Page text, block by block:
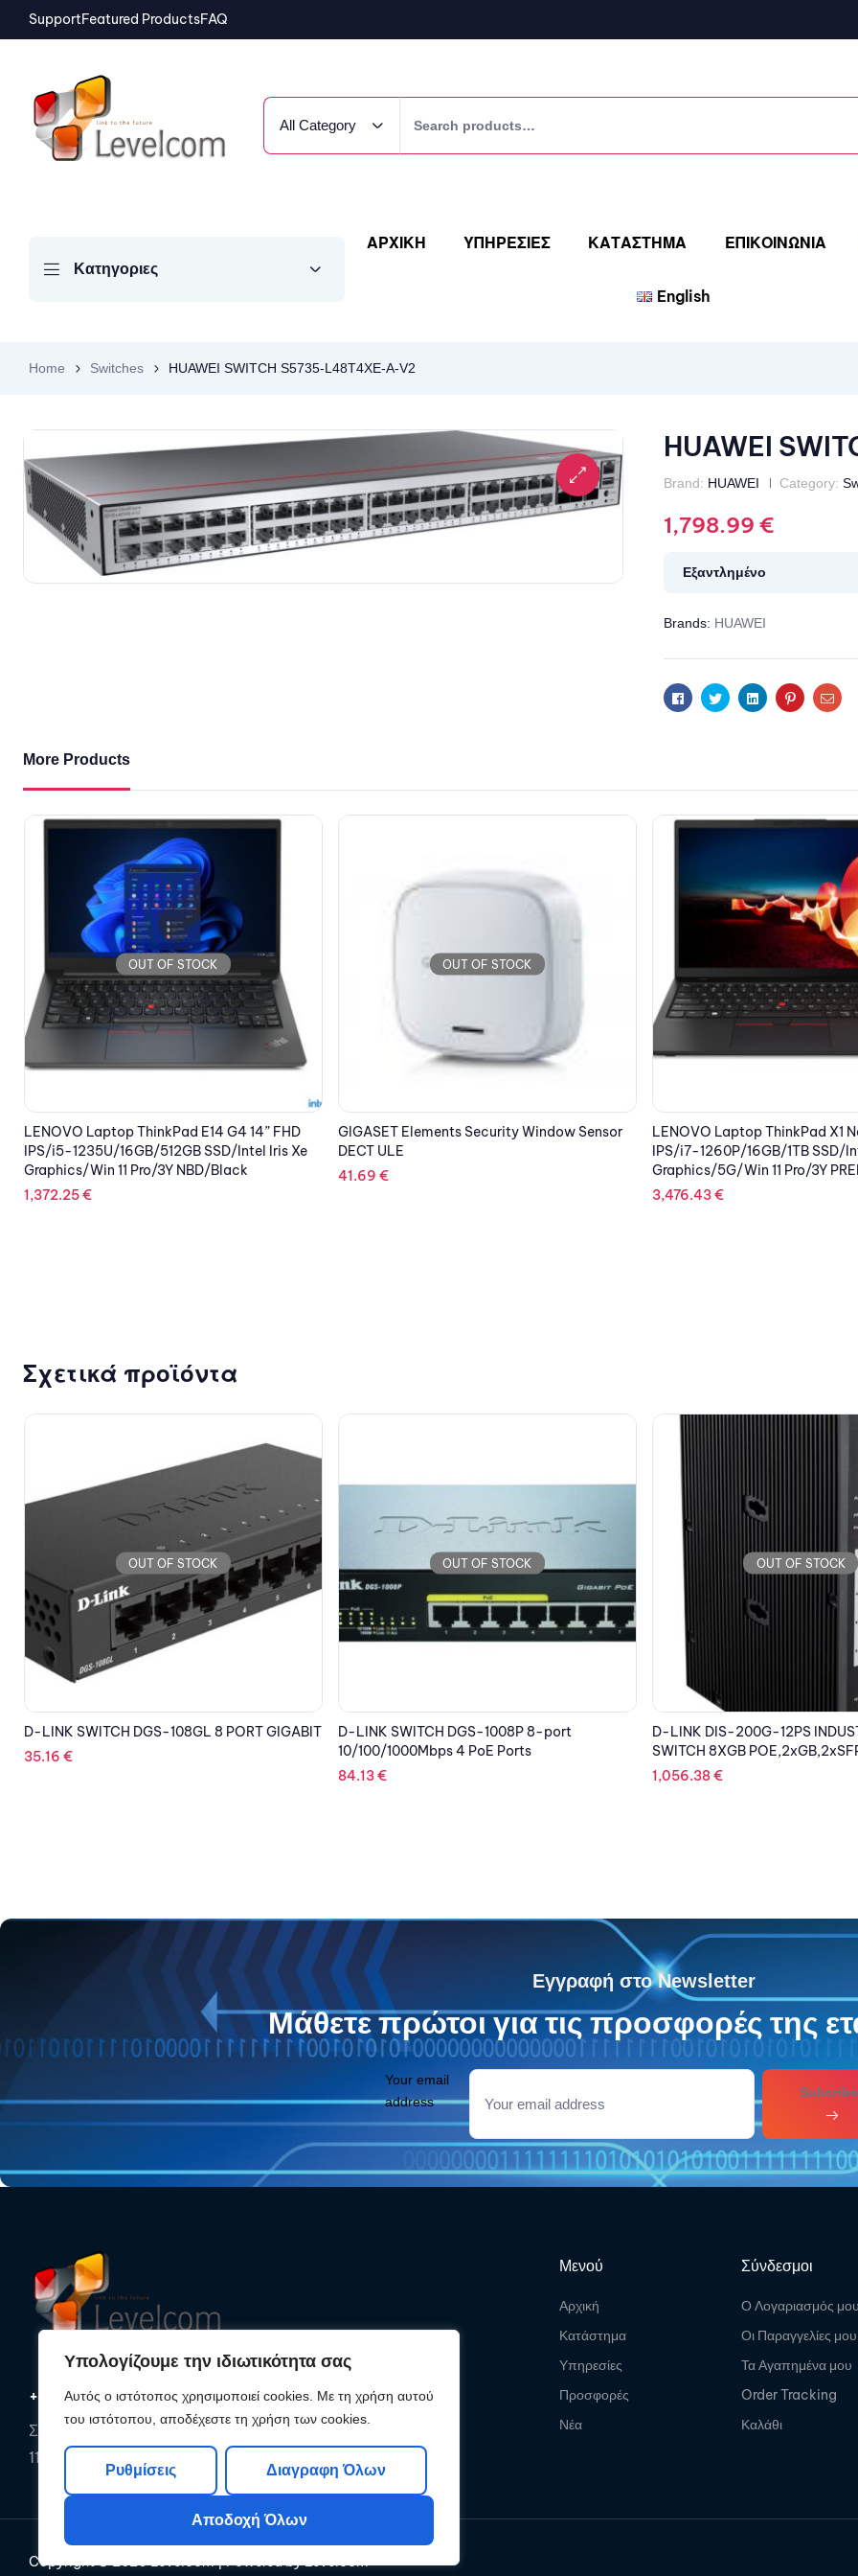
Υπολογίζουμε την ιδιωτικότητα σας
Αυτός ο ιστότοπος χρησιμοποιεί cookies. Με τη χρήση αυτού
του ιστότοπου, αποδέχεστε τη χρήση των cookies.
Ρυθμίσεις Διαγραφη Όλων
Αποδοχή Όλων
SupportFeatured ProductsFAQ
All Category
Κατηγοριες
ΑΡΧΙΚΗ ΥΠΗΡΕΣΙΕΣ ΚΑΤΑΣΤΗΜΑ ΕΠΙΚΟΙΝΩΝΙΑ
English
Home Switches HUAWEI SWITCH S5735-L48T4XE-A-V2
HUAWEI
Brand: HUAWEI Category:
1,798.99 €
Εξαντλημένο
Brands: HUAWEI
FacebookTwitterLinkedinPinterestEmail
More Products
OUT OF STOCK
GIGASET Elements Security Window Sensor
DECT ULE
41.69€
LENOVO Laptop ThinkPad X1 Nano G2 13” 2K
IPS/i7-1260P/16GB/1TB SSD/Intel Iris Xe
Graphics/5G/Win 11 Pro/3Y PREM/Black
OUT OF STOCK
EPSON Cartridge Magenta
Σχετικά προϊόντα
OUT OF STOCK
D-LINK SWITCH DGS-1008P 8-port
10/100/1000Mbps 4 PoE Ports
OUT OF STOCK
D-LINK DIS-200G-12PS INDUSTRIAL
SWITCH 8XGB POE,2xGB,2xSFP
1,056.38
OUT OF STOCK
D-LINK DIS-100E-5W
UNMANAGED SWITCH
210.91€
Εγγραφή στο Newsletter
Μάθετε πρώτοι για τις προσφορές της
Your email
address
+30 210 25 33 620
Συρακουσών 85, Αθήνα,
11142, Αττική
Μενού
Αρχική
Κατάστημα
Υπηρεσίες
Προσφορές
Νέα
Σύνδεσμοι
Ο Λογαριασμός μου
Οι Παραγγελίες μου
Τα Αγαπημένα μου
Order Tracking
Καλάθι
Copyright © 2026Levelcom| Powered by Levelcom